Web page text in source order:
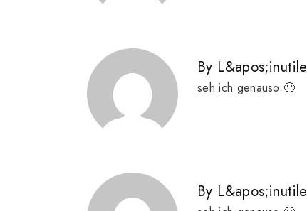
By L&apos;inutile
seh ich genauso 🙂
By L&apos;inutile